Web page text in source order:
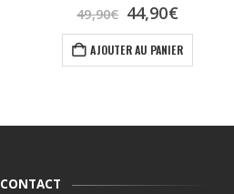
49,90€ Le
prix
initial
était :
44,90€Le
prix
actuel
est :
AJOUTER AU PANIER
CONTACT